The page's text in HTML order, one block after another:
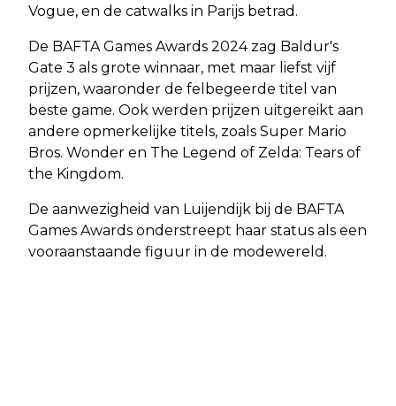
Vogue, en de catwalks in Parijs betrad.
De BAFTA Games Awards 2024 zag Baldur's
Gate 3 als grote winnaar, met maar liefst vijf
prijzen, waaronder de felbegeerde titel van
beste game. Ook werden prijzen uitgereikt aan
andere opmerkelijke titels, zoals Super Mario
Bros. Wonder en The Legend of Zelda: Tears of
the Kingdom.
De aanwezigheid van Luijendijk bij de BAFTA
Games Awards onderstreept haar status als een
vooraanstaande figuur in de modewereld.